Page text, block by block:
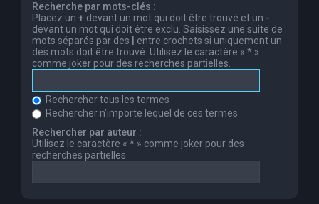
Recherche par mots-clés :
Placez un + devant un mot qui doit être trouvé et un -
devant un mot qui doit être exclu. Saisissez une suite de
mots séparés par des
entre crochets si uniquement un
des mots doit être trouvé. Utilisez le caractère « * »
comme joker pour des recherches partielles.
Rechercher tous les termes
Rechercher n’importe lequel de ces termes
Rechercher par auteur :
Utilisez le caractère « * » comme joker pour des
recherches partielles.